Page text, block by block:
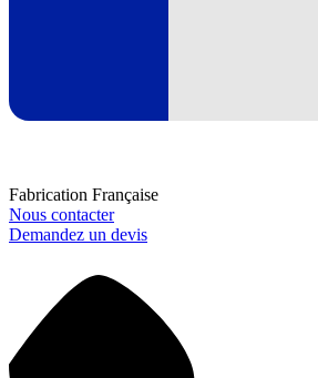
Fabrication Française
Nous contacter
Demandez un devis